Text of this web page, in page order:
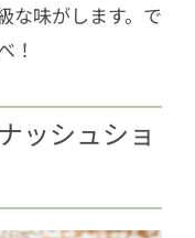
な味がします。で
！
ッシュショ